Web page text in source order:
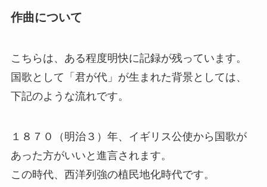
作曲について
こちらは、ある程度明快に記録が残っています。
国歌として「君が代」が生まれた背景としては、
下記のような流れです。
１８７０（明治３）年、イギリス公使から国歌が
あった方がいいと進言されます。
この時代、西洋列強の植民地化時代です。